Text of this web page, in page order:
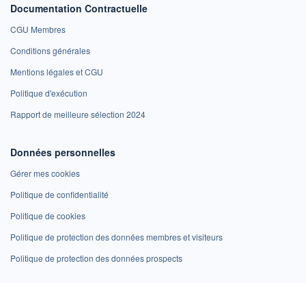
Documentation Contractuelle
CGU Membres
Conditions générales
Mentions légales et CGU
Politique d'exécution
Rapport de meilleure sélection 2024
Données personnelles
Gérer mes cookies
Politique de confidentialité
Politique de cookies
Politique de protection des données membres et visiteurs
Politique de protection des données prospects